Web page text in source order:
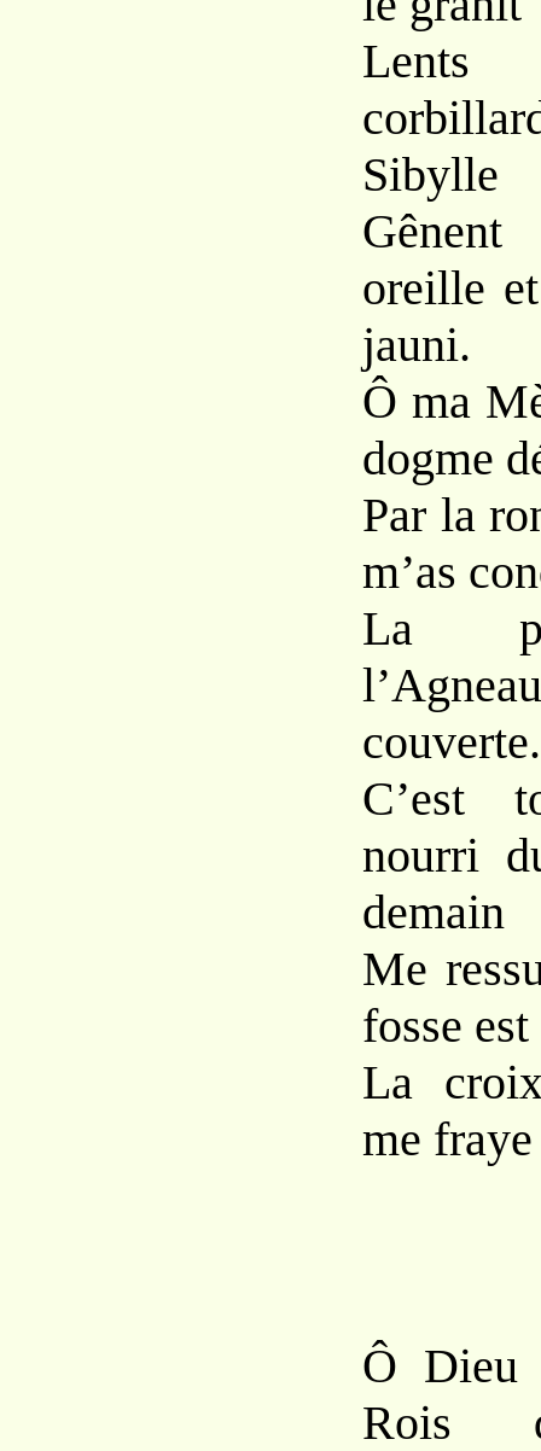
Sibylle
oreille
jauni.
Ô ma
dogme
Par la
m’as
La
couverte.
C’est
nourri
demain
Me
fosse
La
me
Ô Dieu
Rois